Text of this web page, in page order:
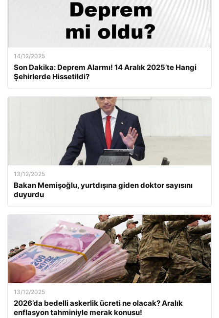
14/12/2025
Son Dakika: Deprem Alarmı! 14 Aralık 2025’te Hangi
Şehirlerde Hissetildi?
13/12/2025
Bakan Memişoğlu, yurtdışına giden doktor sayısını
duyurdu
13/12/2025
2026’da bedelli askerlik ücreti ne olacak? Aralık
enflasyon tahminiyle merak konusu!